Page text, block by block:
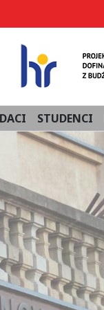
STUDENCI